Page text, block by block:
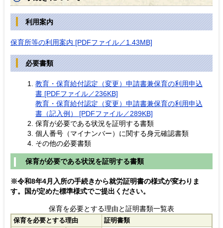
利用案内
保育所等の利用案内 [PDFファイル／1.43MB]
必要書類
教育・保育給付認定（変更）申請書兼保育の利用申込
書 [PDFファイル／236KB]
教育・保育給付認定（変更）申請書兼保育の利用申込
書（記入例） [PDFファイル／289KB]
保育が必要である状況を証明する書類
個人番号（マイナンバー）に関する身元確認書類
その他の必要書類
保育が必要である状況を証明する書類
※令和8年4月入所の手続きから就労証明書の様式が変わりま
す。国が定めた標準様式でご提出ください。
保育を必要とする理由と証明書類一覧表
保育を必要とする理由
証明書類